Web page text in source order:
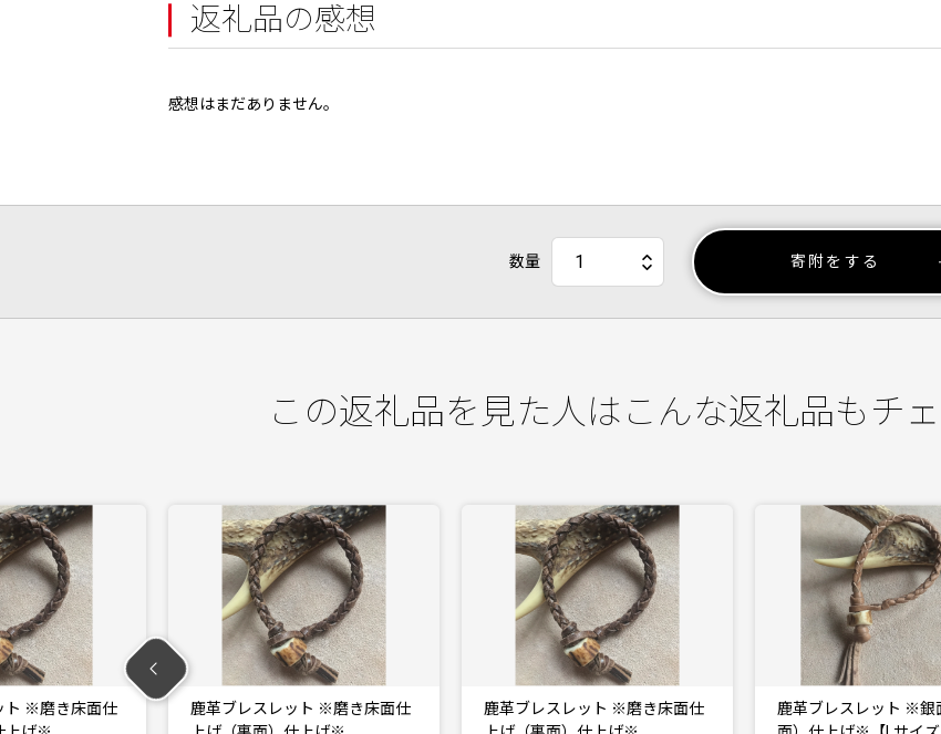
返礼品の感想
感想はまだありません。
数量 寄附をする
この返礼品を見た人はこんな返礼品もチェ
ト ※磨き床面仕
鹿革ブレスレット ※磨き床面仕
鹿革ブレスレット ※銀面（表
鹿革ブレスレット ※銀